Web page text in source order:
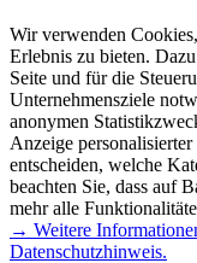
Wir verwenden
Erlebnis zu bieten.
Seite und für die
Unternehmensziele
anonymen
Anzeige
entscheiden, welche
beachten Sie, dass auf
mehr alle
→ Weitere
Datenschutzhinweis.